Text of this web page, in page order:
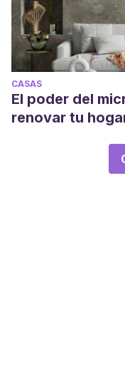
CASAS
El poder del
renovar tu